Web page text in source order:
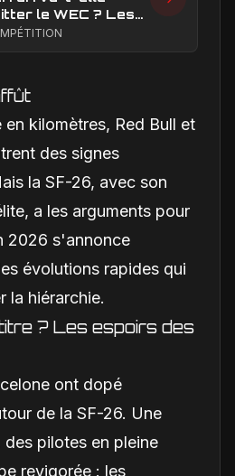
le WEC ? Les
enjeux
kilomètres, Red Bull et
des signes
la SF-26, avec son
a les arguments pour
2026 s'annonce
évolutions rapides qui
la hiérarchie.
? Les espoirs des
ont dopé
de la SF-26. Une
pilotes en pleine
revigorée : les